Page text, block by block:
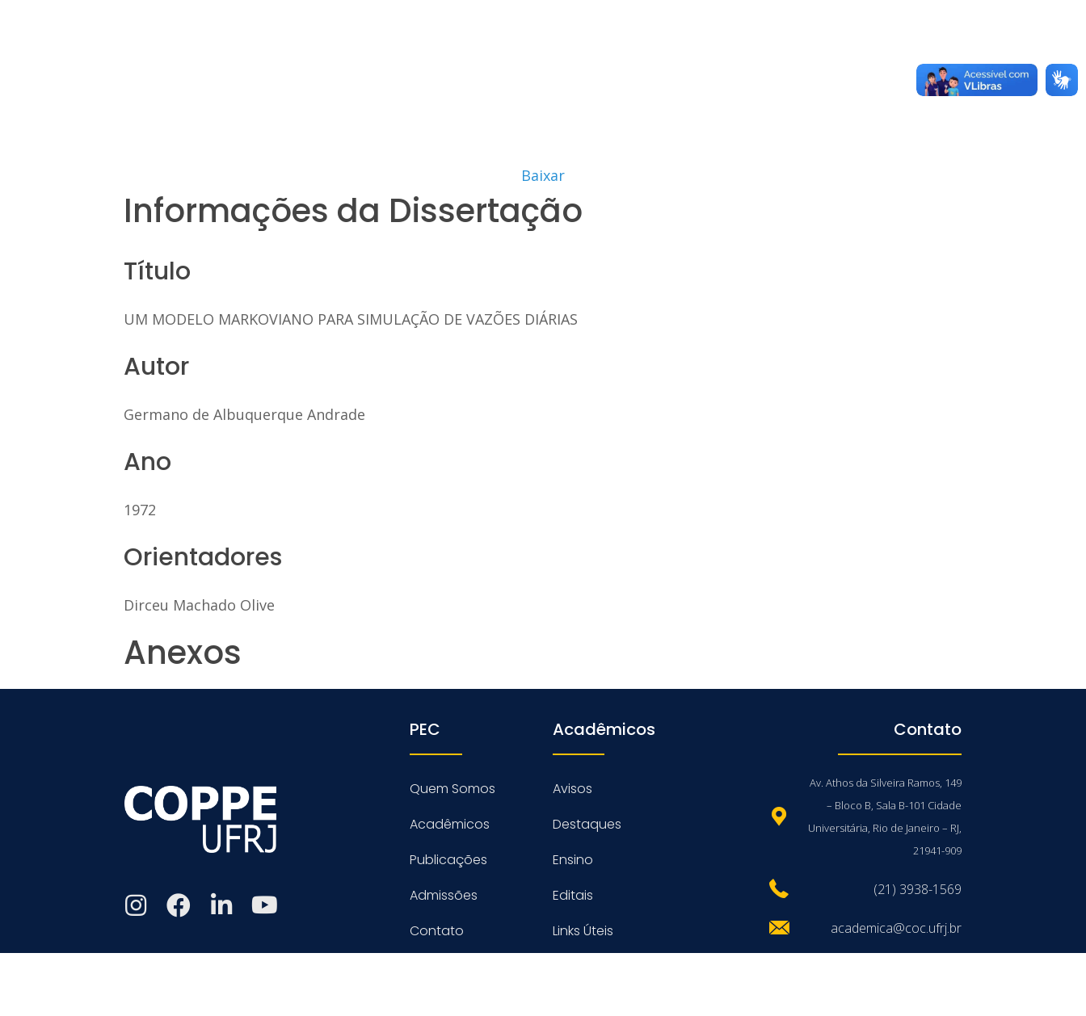
Baixar
Informações da Dissertação
Título
UM MODELO MARKOVIANO PARA SIMULAÇÃO DE VAZÕES DIÁRIAS
Autor
Germano de Albuquerque Andrade
Ano
1972
Orientadores
Dirceu Machado Olive
Anexos
PEC
Quem Somos
Acadêmicos
Publicações
Admissões
Contato
Acadêmicos
Avisos
Destaques
Ensino
Editais
Links Úteis
Contato
Av. Athos da Silveira Ramos, 149
– Bloco B, Sala B-101 Cidade
Universitária, Rio de Janeiro – RJ,
21941-909
(21) 3938-1569
academica@coc.ufrj.br